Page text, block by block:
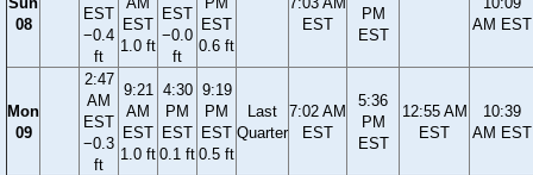
08
EST
−0.4
ft
EST
1.0 ft
EST
−0.0
ft
EST
0.6 ft
EST
PM
EST
AM EST
Mon
09
2:47
AM
EST
−0.3
ft
9:21
AM
EST
1.0 ft
4:30
PM
EST
0.1 ft
9:19
PM
EST
0.5 ft
Last
Quarter
7:02 AM
EST
5:36
PM
EST
12:55 AM
EST
10:39
AM EST